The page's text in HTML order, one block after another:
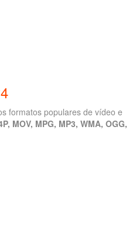
formatos populares de vídeo e
MOV, MPG, MP3, WMA, OGG,